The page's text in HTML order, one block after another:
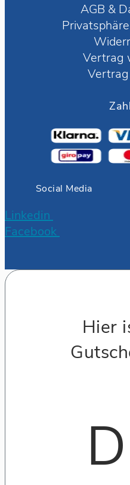
AGB &
Vertrag
Social Media
Linkedin
Facebook
Hier